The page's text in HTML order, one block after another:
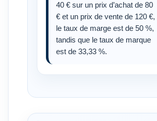
40 € sur un prix d’achat de 80
€ et un prix de vente de 120 €,
le taux de marge est de 50 %,
tandis que le taux de marque
est de 33,33 %.